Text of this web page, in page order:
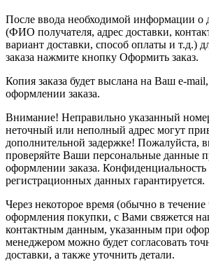
После ввода необходимой информации о
(ФИО получателя, адрес доставки,
вариант доставки, способ оплаты и т.д.)
заказа нажмите кнопку Оформить заказ.
Копия заказа будет выслана на Ваш e-
оформлении заказа.
Внимание! Неправильно указанный
неточный или неполный адрес могут
дополнительной задержке! Пожалуйста,
проверяйте Ваши персональные данные
оформлении заказа.
регистрационных данных гарантируется.
Через некоторое время (обычно в течение
оформления покупки, с Вами свяжется
контактным данным, указанным при
менеджером можно будет согласовать
доставки, а также уточнить детали.